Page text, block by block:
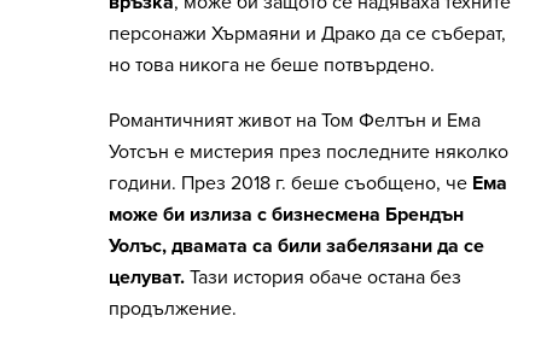
персонажи Хърмаяни и Драко да се съберат,
но това никога не беше потвърдено.
Романтичният живот на Том Фелтън и Ема
Уотсън е мистерия през последните няколко
години. През 2018 г. беше съобщено, че Ема
може би излиза с бизнесмена Брендън
Уолъс, двамата са били забелязани да се
целуват. Тази история обаче остана без
продължение.